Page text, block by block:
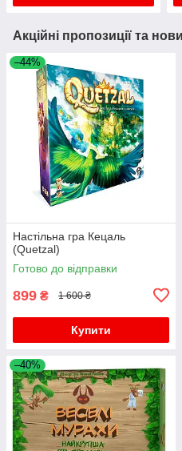
Акційні пропозиції та
–44%
Настільна гра Кецаль
(Quetzal)
Готово до відправки
899 ₴ 1 600 ₴
Купити
–40%